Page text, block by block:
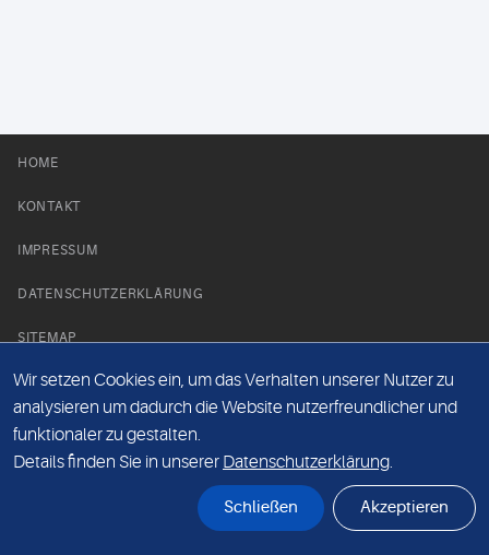
HOME
KONTAKT
IMPRESSUM
DATENSCHUTZERKLÄRUNG
SITEMAP
NEWS PARTNER
Wir setzen Cookies ein, um das Verhalten unserer Nutzer zu
analysieren um dadurch die Website nutzerfreundlicher und
funktionaler zu gestalten.
Details finden Sie in unserer Datenschutzerklärung.
Schließen Akzeptieren